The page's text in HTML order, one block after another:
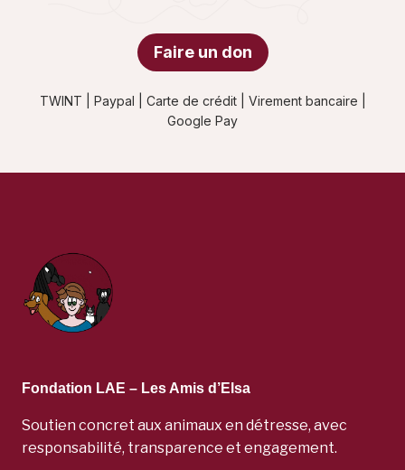
Faire un don
TWINT | Paypal | Carte de crédit | Virement bancaire |
Google Pay
Fondation LAE – Les Amis d’Elsa
Soutien concret aux animaux en détresse, avec
responsabilité, transparence et engagement.